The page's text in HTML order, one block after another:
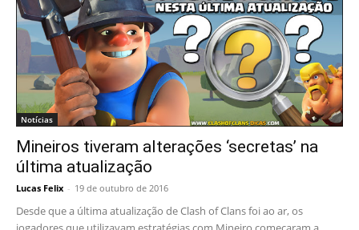
Notícias
Mineiros tiveram alterações ‘secretas’ na
última atualização
Lucas Felix - 19 de outubro de 2016
Desde que a última atualização de Clash of Clans foi ao ar, os